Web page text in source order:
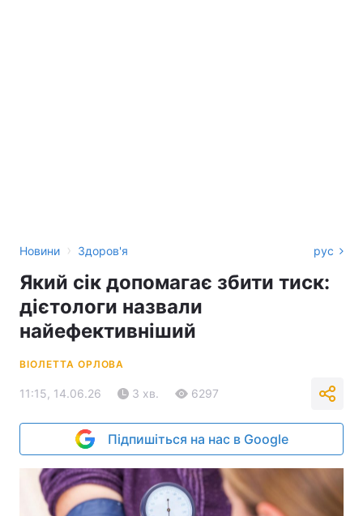
Новини › Здоров'я рус
Який сік допомагає збити тиск:
дієтологи назвали
найефективніший
ВІОЛЕТТА ОРЛОВА
11:15, 14.06.26 3 хв. 6297
Підпишіться на нас в Google